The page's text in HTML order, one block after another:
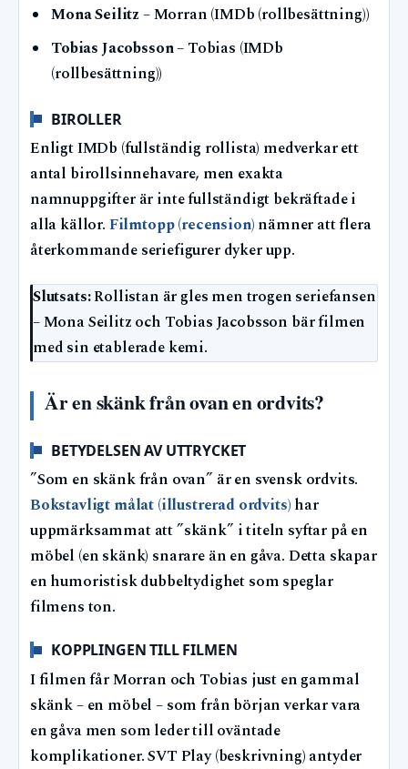
Mona Seilitz – Morran (IMDb (rollbesättning))
Tobias Jacobsson– Tobias (IMDb
(rollbesättning))
BIROLLER
Enligt IMDb (fullständig rollista) medverkar ett
antal birollsinnehavare, men exakta
namnuppgifter är inte fullständigt bekräftade i
alla källor. Filmtopp (recension) nämner att flera
återkommande seriefigurer dyker upp.
Slutsats:Rollistan är gles men trogen seriefansen
– Mona Seilitz och Tobias Jacobsson bär filmen
med sin etablerade kemi.
Är en skänk från ovan en ordvits?
BETYDELSEN AV UTTRYCKET
”Som en skänk från ovan” är en svensk ordvits.
Bokstavligt målat (illustrerad ordvits) har
uppmärksammat att ”skänk” i titeln syftar på en
möbel (en skänk) snarare än en gåva. Detta skapar
en humoristisk dubbeltydighet som speglar
filmens ton.
KOPPLINGEN TILL FILMEN
I filmen får Morran och Tobias just en gammal
skänk – en möbel – som från början verkar vara
en gåva men som leder till oväntade
komplikationer. SVT Play (beskrivning) antyder